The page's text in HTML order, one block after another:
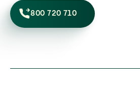
800 720 710